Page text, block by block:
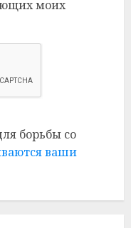
моих
борьбы со
ваши